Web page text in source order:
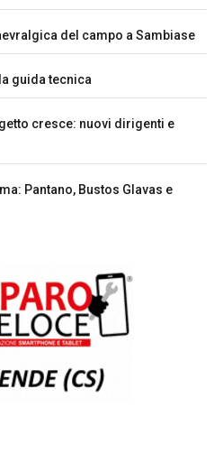
del campo a Sambiase
guida tecnica
cresce: nuovi dirigenti e
Pantano, Bustos Glavas e